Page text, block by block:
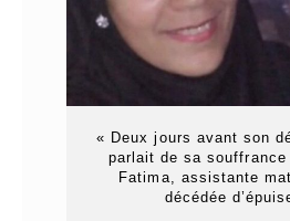
« Deux jours avant son
parlait de sa
Fatima, assistante
décédée